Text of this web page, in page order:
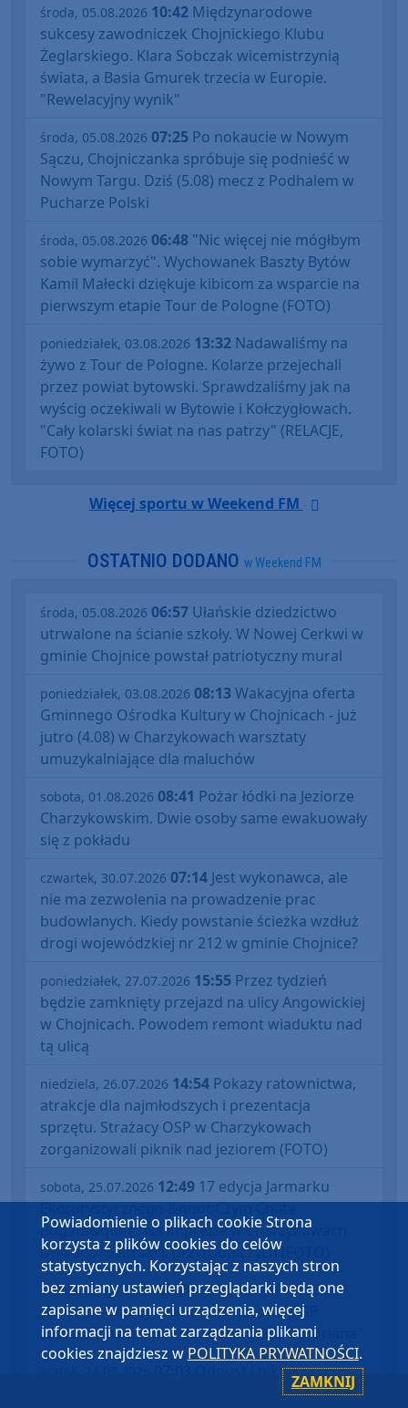
środa, 05.08.2026 10:42 Międzynarodowe
sukcesy zawodniczek Chojnickiego Klubu
Żeglarskiego. Klara Sobczak wicemistrzynią
świata, a Basia Gmurek trzecia w Europie.
"Rewelacyjny wynik"
środa, 05.08.2026 07:25 Po nokaucie w Nowym
Sączu, Chojniczanka spróbuje się podnieść w
Nowym Targu. Dziś (5.08) mecz z Podhalem w
Pucharze Polski
środa, 05.08.2026 06:48 "Nic więcej nie mógłbym
sobie wymarzyć". Wychowanek Baszty Bytów
Kamil Małecki dziękuje kibicom za wsparcie na
pierwszym etapie Tour de Pologne (FOTO)
poniedziałek, 03.08.2026 13:32 Nadawaliśmy na
żywo z Tour de Pologne. Kolarze przejechali
przez powiat bytowski. Sprawdzaliśmy jak na
wyścig oczekiwali w Bytowie i Kołczygłowach.
"Cały kolarski świat na nas patrzy" (RELACJE,
FOTO)
Więcej sportu w Weekend FM
OSTATNIO DODANO w Weekend FM
środa, 05.08.2026 06:57 Ułańskie dziedzictwo
utrwalone na ścianie szkoły. W Nowej Cerkwi w
gminie Chojnice powstał patriotyczny mural
poniedziałek, 03.08.2026 08:13Wakacyjna oferta
Gminnego Ośrodka Kultury w Chojnicach - już
jutro (4.08) w Charzykowach warsztaty
umuzykalniające dla maluchów
sobota, 01.08.2026 08:41 Pożar łódki na Jeziorze
Charzykowskim. Dwie osoby same ewakuowały
się z pokładu
czwartek, 30.07.2026 07:14 Jest wykonawca, ale
nie ma zezwolenia na prowadzenie prac
budowlanych. Kiedy powstanie ścieżka wzdłuż
drogi wojewódzkiej nr 212 w gminie Chojnice?
poniedziałek, 27.07.2026 15:55 Przez tydzień
będzie zamknięty przejazd na ulicy Angowickiej
w Chojnicach. Powodem remont wiaduktu nad
tą ulicą
niedziela, 26.07.2026 14:54 Pokazy ratownictwa,
atrakcje dla najmłodszych i prezentacja
sprzętu. Strażacy OSP w Charzykowach
zorganizowali piknik nad jeziorem (FOTO)
sobota, 25.07.2026 12:49 17 edycja Jarmarku
Ekoturystycznego &quot;Czym Chata
Bogata&quot;. Na imprezie w Charzykowach
było sporo atrakcji przyrodniczych (FOTO)
sobota, 25.07.2026 09:28Strażacka niedziela
(26.07) w Charzykowach. Miejscowa OSP
zaprasza na piknik i do kawiarenki "U Floriana"
Odpust i piknik
kosznajderski w Ostrowitem w gminie Chojnice
Powiadomienie o plikach cookie Strona
korzysta z plików cookies do celów
statystycznych. Korzystając z naszych stron
bez zmiany ustawień przeglądarki będą one
zapisane w pamięci urządzenia, więcej
informacji na temat zarządzania plikami
cookies znajdziesz w POLITYKA PRYWATNOŚCI.
ZAMKNIJ